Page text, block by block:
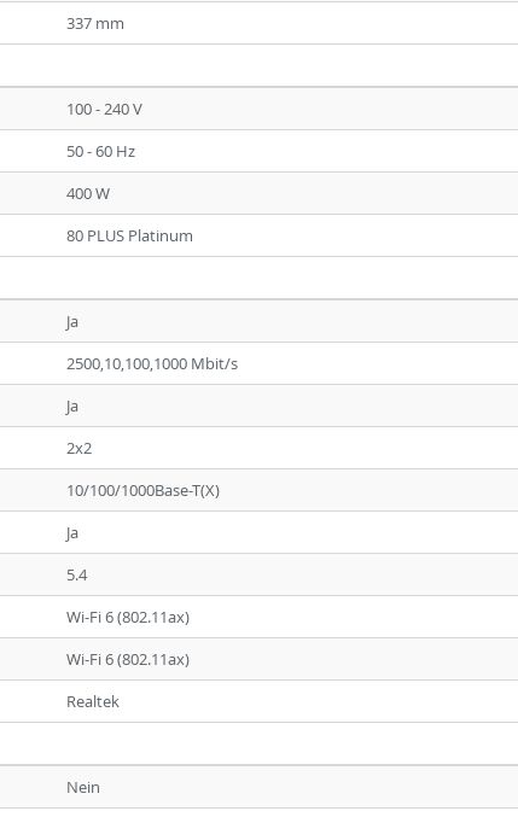
337 mm
100 - 240 V
50 - 60 Hz
400 W
80 PLUS Platinum
Ja
2500,10,100,1000 Mbit/s
Ja
2x2
10/100/1000Base-T(X)
Ja
5.4
Wi-Fi 6 (802.11ax)
Wi-Fi 6 (802.11ax)
Realtek
Nein